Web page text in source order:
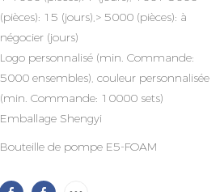
(pièces): 15 (jours),> 5000 (pièces): à
négocier (jours)
Logo personnalisé (min. Commande:
5000 ensembles), couleur personnalisée
(min. Commande: 10000 sets)
Emballage Shengyi
Bouteille de pompe E5-FOAM